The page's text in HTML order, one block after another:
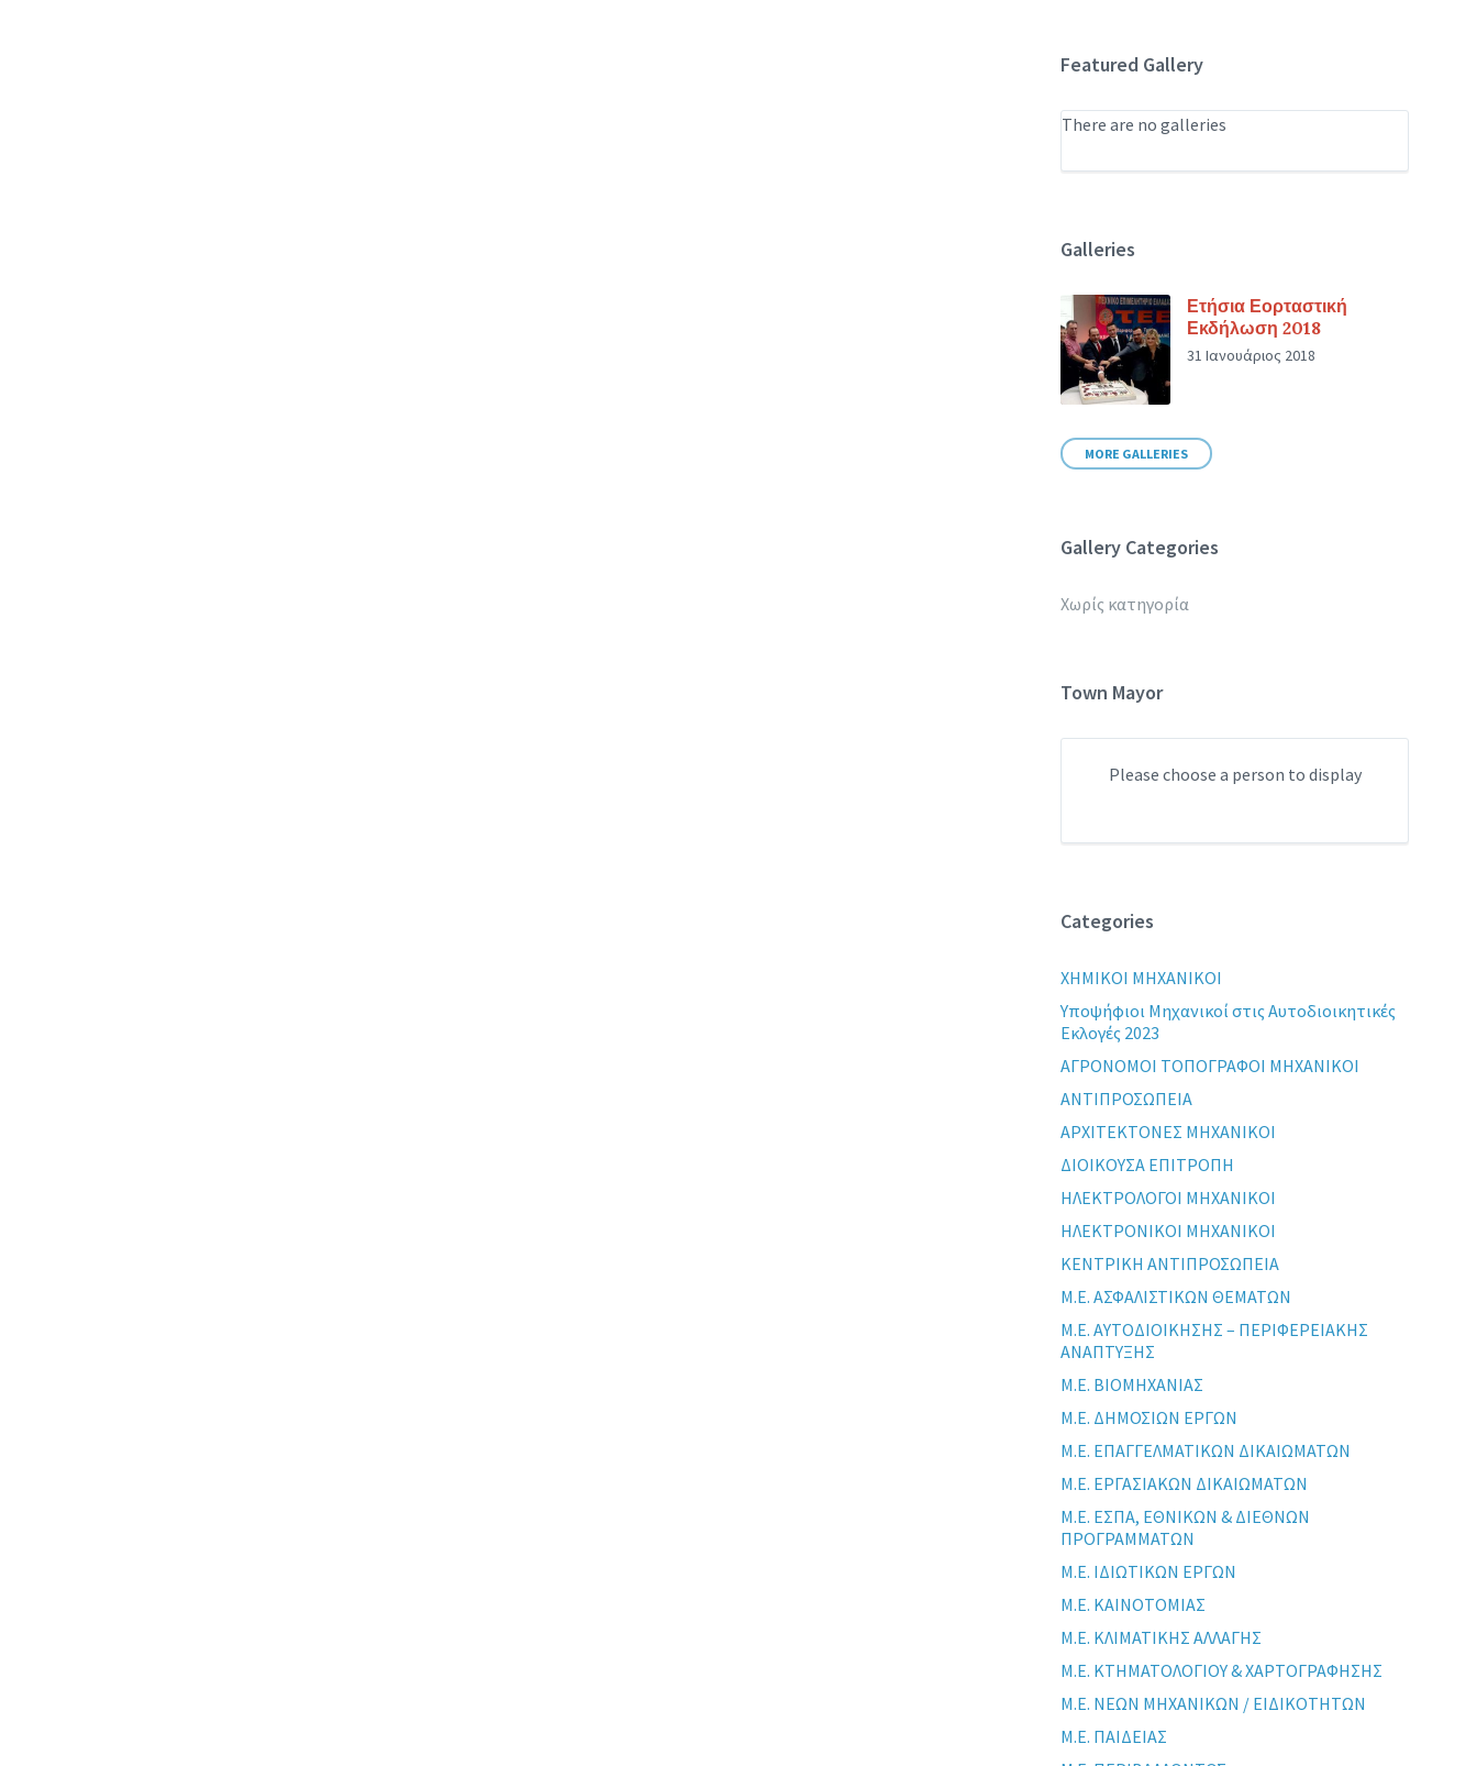
Featured Gallery
There are no galleries
Galleries
Ετήσια Εορταστική
Εκδήλωση 2018
31 Ιανουάριος 2018
MORE GALLERIES
Gallery Categories
Χωρίς κατηγορία
Town Mayor
Please choose a person to display
Categories
XHMIKOI MHXANIKOI
Yποψήφιοι Μηχανικοί στις Αυτοδιοικητικές
Εκλογές 2023
ΑΓΡΟΝΟΜΟΙ ΤΟΠΟΓΡΑΦΟΙ ΜΗΧΑΝΙΚΟΙ
ΑΝΤΙΠΡΟΣΩΠΕΙΑ
ΑΡΧΙΤΕΚΤΟΝΕΣ ΜΗΧΑΝΙΚΟΙ
ΔΙΟΙΚΟΥΣΑ ΕΠΙΤΡΟΠΗ
ΗΛΕΚΤΡΟΛΟΓΟΙ ΜΗΧΑΝΙΚΟΙ
ΗΛΕΚΤΡΟΝΙΚΟΙ ΜΗΧΑΝΙΚΟΙ
ΚΕΝΤΡΙΚΗ ΑΝΤΙΠΡΟΣΩΠΕΙΑ
Μ.Ε. ΑΣΦΑΛΙΣΤΙΚΩΝ ΘΕΜΑΤΩΝ
Μ.Ε. ΑΥΤΟΔΙΟΙΚΗΣΗΣ – ΠΕΡΙΦΕΡΕΙΑΚΗΣ
ΑΝΑΠΤΥΞΗΣ
Μ.Ε. ΒΙΟΜΗΧΑΝΙΑΣ
Μ.Ε. ΔΗΜΟΣΙΩΝ ΕΡΓΩΝ
Μ.Ε. ΕΠΑΓΓΕΛΜΑΤΙΚΩΝ ΔΙΚΑΙΩΜΑΤΩΝ
Μ.Ε. ΕΡΓΑΣΙΑΚΩΝ ΔΙΚΑΙΩΜΑΤΩΝ
Μ.Ε. ΕΣΠΑ, ΕΘΝΙΚΩΝ & ΔΙΕΘΝΩΝ
ΠΡΟΓΡΑΜΜΑΤΩΝ
Μ.Ε. ΙΔΙΩΤΙΚΩΝ ΕΡΓΩΝ
Μ.Ε. ΚΑΙΝΟΤΟΜΙΑΣ
Μ.Ε. ΚΛΙΜΑΤΙΚΗΣ ΑΛΛΑΓΗΣ
Μ.Ε. ΚΤΗΜΑΤΟΛΟΓΙΟΥ & ΧΑΡΤΟΓΡΑΦΗΣΗΣ
Μ.Ε. ΝΕΩΝ ΜΗΧΑΝΙΚΩΝ / ΕΙΔΙΚΟΤΗΤΩΝ
Μ.Ε. ΠΑΙΔΕΙΑΣ